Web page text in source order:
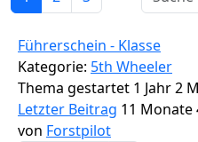
Führerschein - Klasse
Kategorie: 5th Wheeler
Thema gestartet 1 Jahr 2
Letzter Beitrag 11 Monate
von Forstpilot